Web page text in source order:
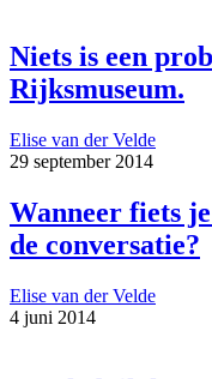
Niets is een
Rijksmuseum.
Elise van der Velde
29 september 2014
Wanneer fiets
de conversatie?
Elise van der Velde
4 juni 2014